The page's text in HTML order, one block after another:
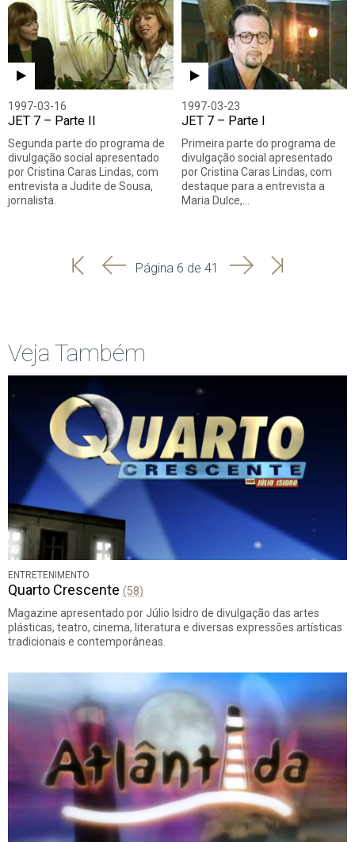
1997-03-16
JET 7 – Parte II
Segunda parte do programa de
divulgação social apresentado
por Cristina Caras Lindas, com
entrevista a Judite de Sousa,
jornalista.
1997-03-23
JET 7 – Parte I
Primeira parte do programa de
divulgação social apresentado
por Cristina Caras Lindas, com
destaque para a entrevista a
Maria Dulce,…
'
'
Página 6 de 41 SeguinteÚltima
Veja Também
ENTRETENIMENTO
Quarto Crescente (58)
Magazine apresentado por Júlio Isidro de divulgação das artes
plásticas, teatro, cinema, literatura e diversas expressões artísticas
tradicionais e contemporâneas.